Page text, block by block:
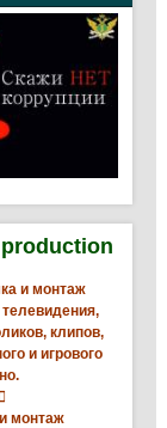
production
и монтаж
клипов,
и игрового

монтаж